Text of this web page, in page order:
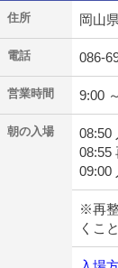
住所 岡山
電話 086-
営業時間 9:00
朝の入場
08:50
08:55
09:00
※再
くこ